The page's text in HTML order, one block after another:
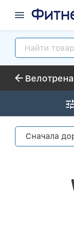
Сначала